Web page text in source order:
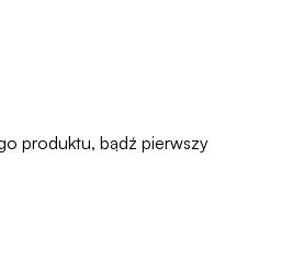
produktu, bądź pierwszy